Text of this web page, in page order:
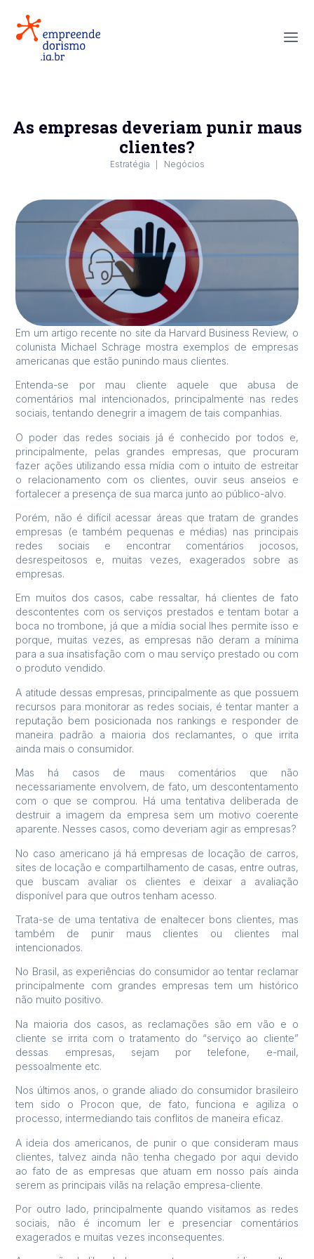
As empresas deveriam punir maus
clientes?
Estratégia Negócios
Em um artigo recente no site da Harvard Business Review, o
colunista Michael Schrage mostra exemplos de empresas
americanas que estão punindo maus clientes.
Entenda-se por mau cliente aquele que abusa de
comentários mal intencionados, principalmente nas redes
sociais, tentando denegrir a imagem de tais companhias.
O poder das redes sociais já é conhecido por todos e,
principalmente, pelas grandes empresas, que procuram
fazer ações utilizando essa mídia com o intuito de estreitar
o relacionamento com os clientes, ouvir seus anseios e
fortalecer a presença de sua marca junto ao público-alvo.
Porém, não é difícil acessar áreas que tratam de grandes
empresas (e também pequenas e médias) nas principais
redes sociais e encontrar comentários jocosos,
desrespeitosos e, muitas vezes, exagerados sobre as
empresas.
Em muitos dos casos, cabe ressaltar, há clientes de fato
descontentes com os serviços prestados e tentam botar a
boca no trombone, já que a mídia social lhes permite isso e
porque, muitas vezes, as empresas não deram a mínima
para a sua insatisfação com o mau serviço prestado ou com
o produto vendido.
A atitude dessas empresas, principalmente as que possuem
recursos para monitorar as redes sociais, é tentar manter a
reputação bem posicionada nos rankings e responder de
maneira padrão a maioria dos reclamantes, o que irrita
ainda mais o consumidor.
Mas há casos de maus comentários que não
necessariamente envolvem, de fato, um descontentamento
com o que se comprou. Há uma tentativa deliberada de
destruir a imagem da empresa sem um motivo coerente
aparente. Nesses casos, como deveriam agir as empresas?
No caso americano já há empresas de locação de carros,
sites de locação e compartilhamento de casas, entre outras,
que buscam avaliar os clientes e deixar a avaliação
disponível para que outros tenham acesso.
Trata-se de uma tentativa de enaltecer bons clientes, mas
também de punir maus clientes ou clientes mal
intencionados.
No Brasil, as experiências do consumidor ao tentar reclamar
principalmente com grandes empresas tem um histórico
não muito positivo.
Na maioria dos casos, as reclamações são em vão e o
cliente se irrita com o tratamento do “serviço ao cliente”
dessas empresas, sejam por telefone, e-mail,
pessoalmente etc.
Nos últimos anos, o grande aliado do consumidor brasileiro
tem sido o Procon que, de fato, funciona e agiliza o
processo, intermediando tais conflitos de maneira eficaz.
A ideia dos americanos, de punir o que consideram maus
clientes, talvez ainda não tenha chegado por aqui devido
ao fato de as empresas que atuam em nosso país ainda
serem as principais vilãs na relação empresa-cliente.
Por outro lado, principalmente quando visitamos as redes
sociais, não é incomum ler e presenciar comentários
exagerados e muitas vezes inconsequentes.